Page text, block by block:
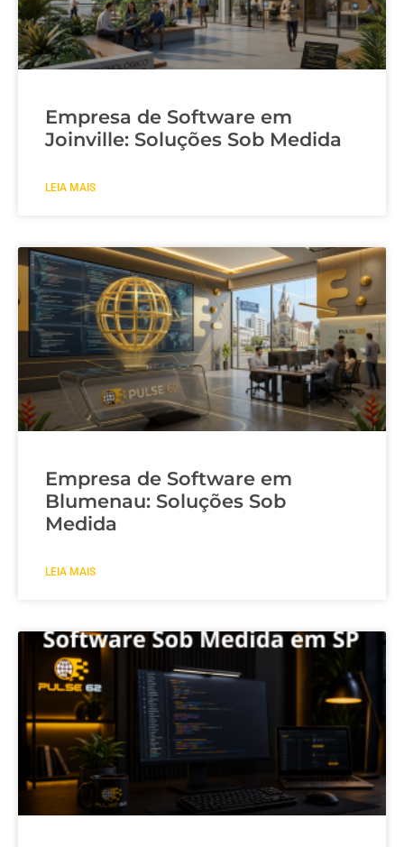
Empresa de Software em
Joinville: Soluções Sob Medida
LEIA MAIS
Empresa de Software em
Blumenau: Soluções Sob
Medida
LEIA MAIS